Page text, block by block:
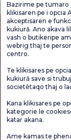
Conținutul paginii are
pentru diagnostic și
Bazirime pe tumaro
klikisaren pe i opcia
akceptisaren e
kukiură. Ano akava
vash o butikeripe
webrig thaj te
centro.
Te klikisares pe
kukiură save si
societètaqo thaj o
Kana klikisares pe
kategorie le
katar akana.
Ame kamas te